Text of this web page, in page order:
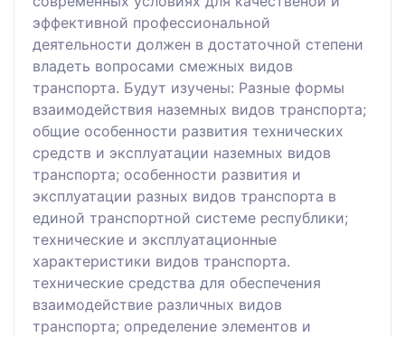
эффективной профессиональной
деятельности должен в достаточной степени
владеть вопросами смежных видов
транспорта. Будут изучены: Разные формы
взаимодействия наземных видов транспорта;
общие особенности развития технических
средств и эксплуатации наземных видов
транспорта; особенности развития и
эксплуатации разных видов транспорта в
единой транспортной системе республики;
технические и эксплуатационные
характеристики видов транспорта.
технические средства для обеспечения
взаимодействие различных видов
транспорта; определение элементов и